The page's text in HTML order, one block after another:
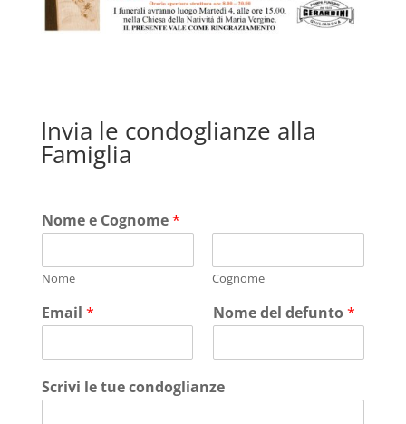
Invia le condoglianze alla
Famiglia
Nome e Cognome*
Nome Cognome
Email * Nome del defunto*
Scrivi le tue condoglianze